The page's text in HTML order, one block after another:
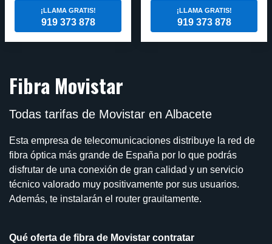
¡LLAMA GRATIS!
919 373 878
¡LLAMA GRATIS!
919 373 878
Fibra Movistar
Todas tarifas de Movistar en Albacete
Esta empresa de telecomunicaciones distribuye la red de
fibra óptica más grande de España por lo que podrás
disfrutar de una conexión de gran calidad y un servicio
técnico valorado muy positivamente por sus usuarios.
Además, te instalarán el router grauitamente.
Qué oferta de fibra de Movistar contratar